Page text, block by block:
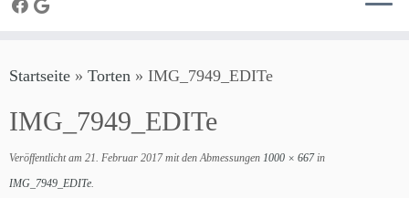
Inhalt
Startseite » Torten » IMG_7949_EDITe
IMG_7949_EDITe
Veröffentlicht am 21. Februar 2017mit den Abmessungen 1000 × 667in
IMG_7949_EDITe.